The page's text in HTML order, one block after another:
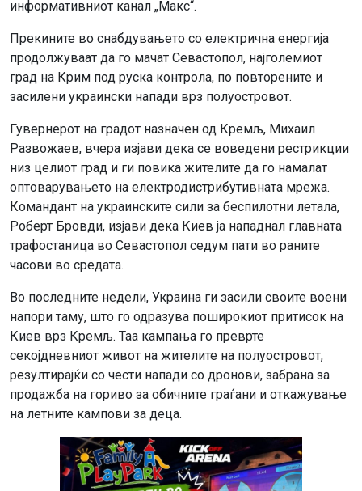
информативниот канал „Макс“.
Прекините во снабдувањето со електрична енергија
продолжуваат да го мачат Севастопол, најголемиот
град на Крим под руска контрола, по повторените и
засилени украински напади врз полуостровот.
Гувернерот на градот назначен од Кремљ, Михаил
Развожаев, вчера изјави дека се воведени рестрикции
низ целиот град и ги повика жителите да го намалат
оптоварувањето на електродистрибутивната мрежа.
Командант на украинските сили за беспилотни летала,
Роберт Бровди, изјави дека Киев ја нападнал главната
трафостаница во Севастопол седум пати во раните
часови во средата.
Во последните недели, Украина ги засили своите воени
напори таму, што го одразува поширокиот притисок на
Киев врз Кремљ. Таа кампања го преврте
секојдневниот живот на жителите на полуостровот,
резултирајќи со чести напади со дронови, забрана за
продажба на гориво за обичните граѓани и откажување
на летните кампови за деца.